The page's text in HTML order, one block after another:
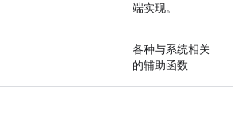
端实现。
各种与系统相关
的辅助函数